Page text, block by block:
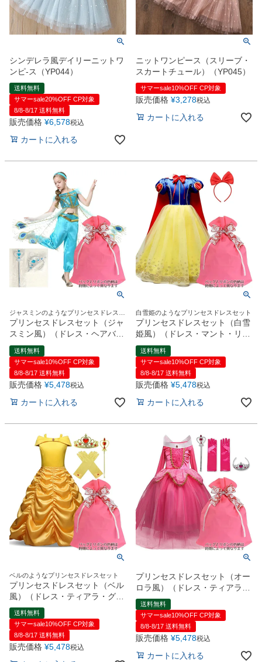
対応 七五三・発表会・記念撮影
予約 Web または お電話
スタジオを予約 →
シンデレラ風デイリーニットワ
ンピ-ス（YP044）
送料無料
サマーsale20%OFF CP対象
8/8-8/17 送料無料
販売価格 ¥6,578税込
カートに入れる
ニットワンピース（スリーブ・
スカートチュール）（YP045）
サマーsale10%OFF CP対象
販売価格 ¥3,278税込
カートに入れる
ジャスミンのようなプリンセスドレスセ
ット
プリンセスドレスセット（ジャ
スミン風）（ドレス・ヘアバン
ド・ティアラ・魔法の杖）ギフ
トラッピング付【ハロウィン コ
スチューム】
送料無料
サマーsale10%OFF CP対象
8/8-8/17 送料無料
販売価格 ¥5,478税込
カートに入れる
白雪姫のようなプリンセスドレスセット
プリンセスドレスセット（白雪
姫風）（ドレス・マント・リボ
ンカチューシャ）ギフトラッピ
ング付【ハロウィン コスチュー
ム】
送料無料
サマーsale10%OFF CP対象
8/8-8/17 送料無料
販売価格 ¥5,478税込
カートに入れる
ベルのようなプリンセスドレスセット
プリンセスドレスセット（ベル
風）（ドレス・ティアラ・グロ
ーブ・魔法の杖）ギフトラッピ
ング付【ハロウィン コスチュー
ム】
送料無料
サマーsale10%OFF CP対象
8/8-8/17 送料無料
販売価格 ¥5,478税込
プリンセスドレスセット（オー
ロラ風）（ドレス・ティアラ・
グローブ・魔法の杖）ギフトラ
ッピング付【ハロウィン コスチ
ューム】
送料無料
サマーsale10%OFF CP対象
8/8-8/17 送料無料
販売価格 ¥5,478税込
カートに入れる